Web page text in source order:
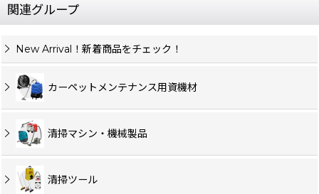
関連グループ
New Arrival！新着商品をチェック！
カーペットメンテナンス用資機材
清掃マシン・機械製品
清掃ツール